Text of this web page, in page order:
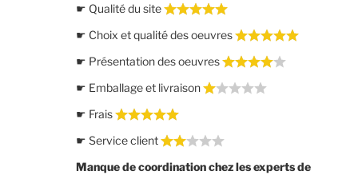
☛ Qualité du site
☛ Choix et qualité des oeuvres
☛ Présentation des oeuvres
☛ Emballage et livraison
☛ Frais
☛ Service client
Manque de coordination chez les experts de